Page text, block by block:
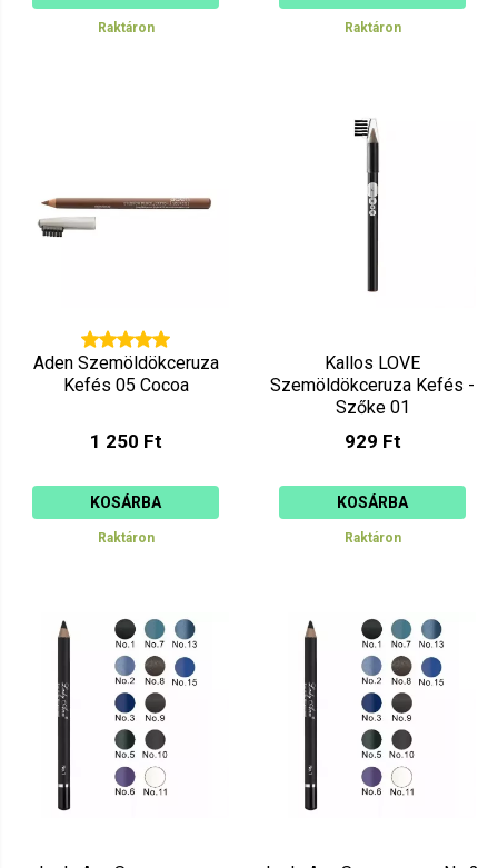
Raktáron Raktáron
Aden Szemöldökceruza
Kefés 05 Cocoa
1 250 Ft
KOSÁRBA
Raktáron
Kallos LOVE
Szemöldökceruza Kefés -
Szőke 01
929 Ft
KOSÁRBA
Raktáron